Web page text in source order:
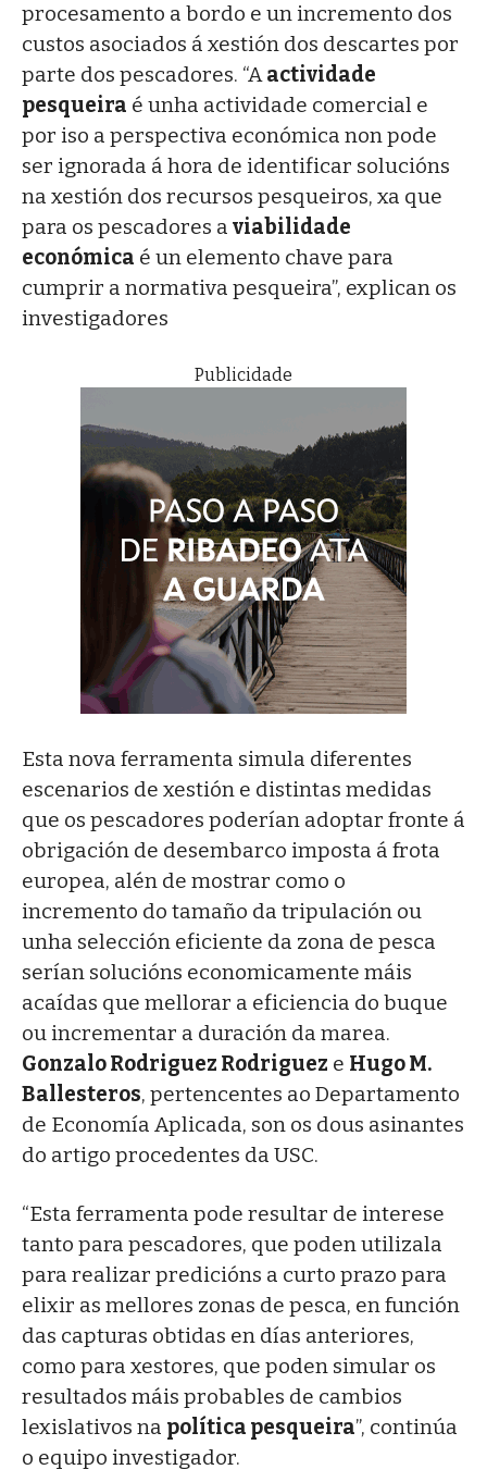
procesamento a bordo e un incremento dos
custos asociados á xestión dos descartes por
parte dos pescadores. “Aactividade
pesqueira é unha actividade comercial e
por iso a perspectiva económica non pode
ser ignorada á hora de identificar solucións
na xestión dos recursos pesqueiros, xa que
para os pescadores a viabilidade
económica é un elemento chave para
cumprir a normativa pesqueira”, explican os
investigadores
Publicidade
Esta nova ferramenta simula diferentes
escenarios de xestión e distintas medidas
que os pescadores poderían adoptar fronte á
obrigación de desembarco imposta á frota
europea, alén de mostrar como o
incremento do tamaño da tripulación ou
unha selección eficiente da zona de pesca
serían solucións economicamente máis
acaídas que mellorar a eficiencia do buque
ou incrementar a duración da marea.
Gonzalo Rodriguez Rodriguez e Hugo M.
Ballesteros, pertencentes ao Departamento
de Economía Aplicada, son os dous asinantes
do artigo procedentes da USC.
“Esta ferramenta pode resultar de interese
tanto para pescadores, que poden utilizala
para realizar predicións a curto prazo para
elixir as mellores zonas de pesca, en función
das capturas obtidas en días anteriores,
como para xestores, que poden simular os
resultados máis probables de cambios
lexislativos na política pesqueira”, continúa
o equipo investigador.